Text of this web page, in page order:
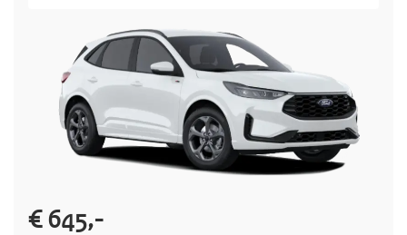
€ 645,-